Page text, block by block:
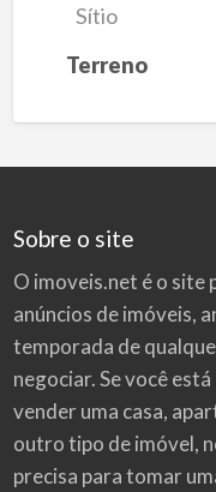
Sítio
Terreno
Sobre o site
O imoveis.net é o site
anúncios de imóveis,
temporada de
negociar. Se você
vender uma casa,
outro tipo de imóvel,
precisa para tomar